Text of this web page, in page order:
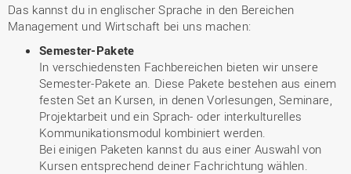
Das kannst du in englischer Sprache in den Bereichen
Management und Wirtschaft bei uns machen:
Semester-Pakete
In verschiedensten Fachbereichen bieten wir unsere
Semester-Pakete an. Diese Pakete bestehen aus einem
festen Set an Kursen, in denen Vorlesungen, Seminare,
Projektarbeit und ein Sprach- oder interkulturelles
Kommunikationsmodul kombiniert werden.
Bei einigen Paketen kannst du aus einer Auswahl von
Kursen entsprechend deiner Fachrichtung wählen.